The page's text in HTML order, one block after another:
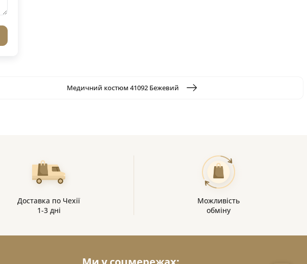
Медичний костюм 41092 Бежевий
Доставка по Чехії
1-3 дні
Можливість
обміну